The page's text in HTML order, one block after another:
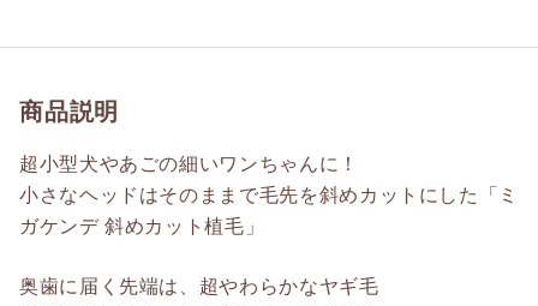
商品説明
超小型犬やあごの細いワンちゃんに！
小さなヘッドはそのままで毛先を斜めカットにした「ミ
ガケンデ 斜めカット植毛」
奥歯に届く先端は、超やわらかなヤギ毛